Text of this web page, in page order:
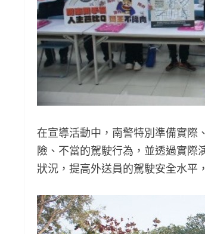
在宣導活動中，南警特別準備實際
險、不當的駕駛行為，並透過實際
狀況，提高外送員的駕駛安全水平